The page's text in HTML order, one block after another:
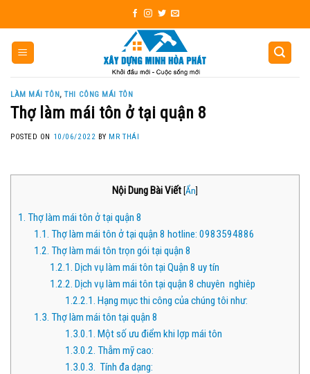
to
content
LÀM MÁI TÔN,THI CÔNG MÁI TÔN
Thợ làm mái tôn ở tại quận 8
POSTED ON 10/06/2022 BY MR THÁI
Nội Dung Bài Viết[Ẩn]
1. Thợ làm mái tôn ở tại quận 8
1.1. Thợ làm mái tôn ở tại quận 8 hotline: 0983594886
1.2. Thợ làm mái tôn trọn gói tại quận 8
1.2.1. Dịch vụ làm mái tôn tại Quận 8 uy tín
1.2.2. Dịch vụ làm mái tôn tại quận 8 chuyên nghiêp
1.2.2.1. Hạng mục thi công của chúng tôi như:
1.3. Thợ làm mái tôn tại quận 8
1.3.0.1. Một số ưu điểm khi lợp mái tôn
1.3.0.2. Thẫm mỹ cao:
1.3.0.3. Tính đa dạng: